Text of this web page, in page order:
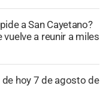
a San Cayetano?
a reunir a miles
hoy 7 de agosto de